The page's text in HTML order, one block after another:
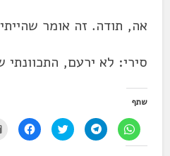
אה, תודה. זה אומר
סירי: לא ירעם,
שתף
ל
ח
ל
ח
ל
ח
ל
ח